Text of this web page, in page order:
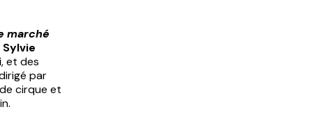
marché
Sylvie
, et des
par
cirque et